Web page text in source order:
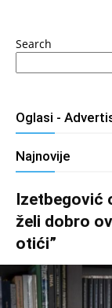
Search
Oglasi -
Najnovije
Izetbegović
želi dobro
otići”